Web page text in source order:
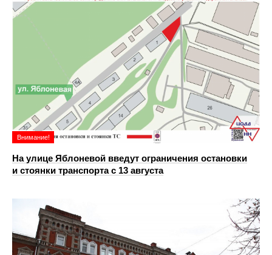
Внимание!
На улице Яблоневой введут ограничения остановки
и стоянки транспорта с 13 августа